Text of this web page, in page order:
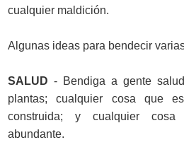
cualquier maldición.
Algunas ideas para bendecir
SALUD - Bendiga a gente
plantas; cualquier cosa que
construida; y cualquier cosa
abundante.